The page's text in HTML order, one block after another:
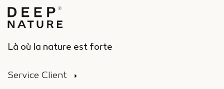
Là où la nature est forte
Service Client